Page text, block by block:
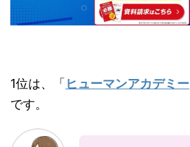
1位は、「ヒューマンアカデミー
です。